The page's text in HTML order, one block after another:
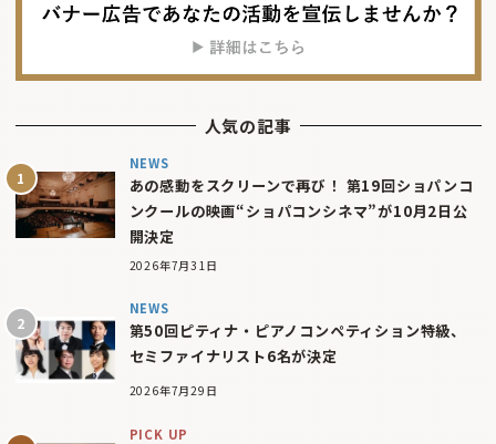
人気の記事
NEWS
あの感動をスクリーンで再び！ 第19回ショパンコ
ンクールの映画“ショパコンシネマ”が10月2日公
開決定
2026年7月31日
NEWS
第50回ピティナ・ピアノコンペティション特級、
セミファイナリスト6名が決定
2026年7月29日
PICK UP